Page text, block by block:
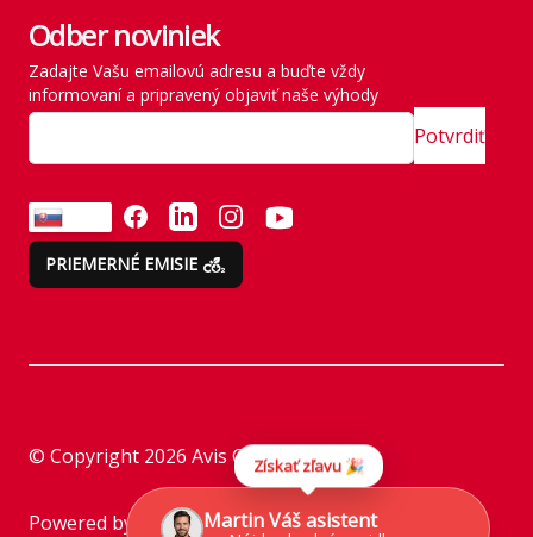
História
SITE MAP
Vyzdvihnutie vozidla
Zavádzame vlastné
emisné normy
Odvezte si všetko naraz
Inštrukcie k prenájmu
Odber noviniek
Zadajte Vašu emailovú adresu a buďte vždy
informovaní a pripravený objaviť naše výhody
Potvrdiť
FACEBOOKLINKEDININSTAGRAM
YOUTUBE
PRIEMERNÉ EMISIE
© Copyright 2026 Avis Car Rental
Powered by Camasys
Získať zľavu 🎉
Martin Váš asistent